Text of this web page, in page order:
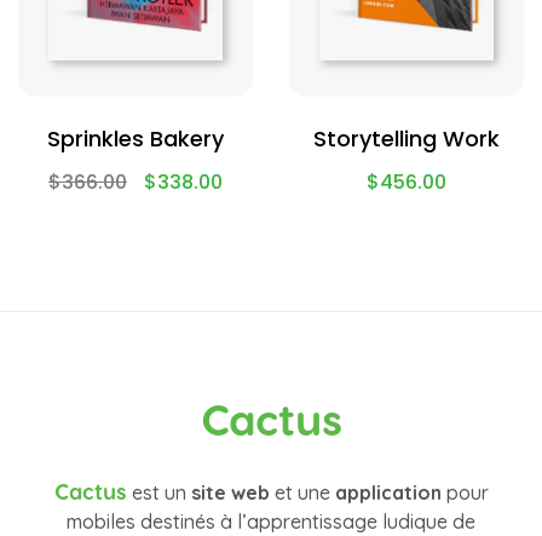
Sprinkles Bakery
$366.00 $338.00
Storytelling Work
$456.00
Cactus
Cactus est un site web et une application pour
mobiles destinés à l’apprentissage ludique de